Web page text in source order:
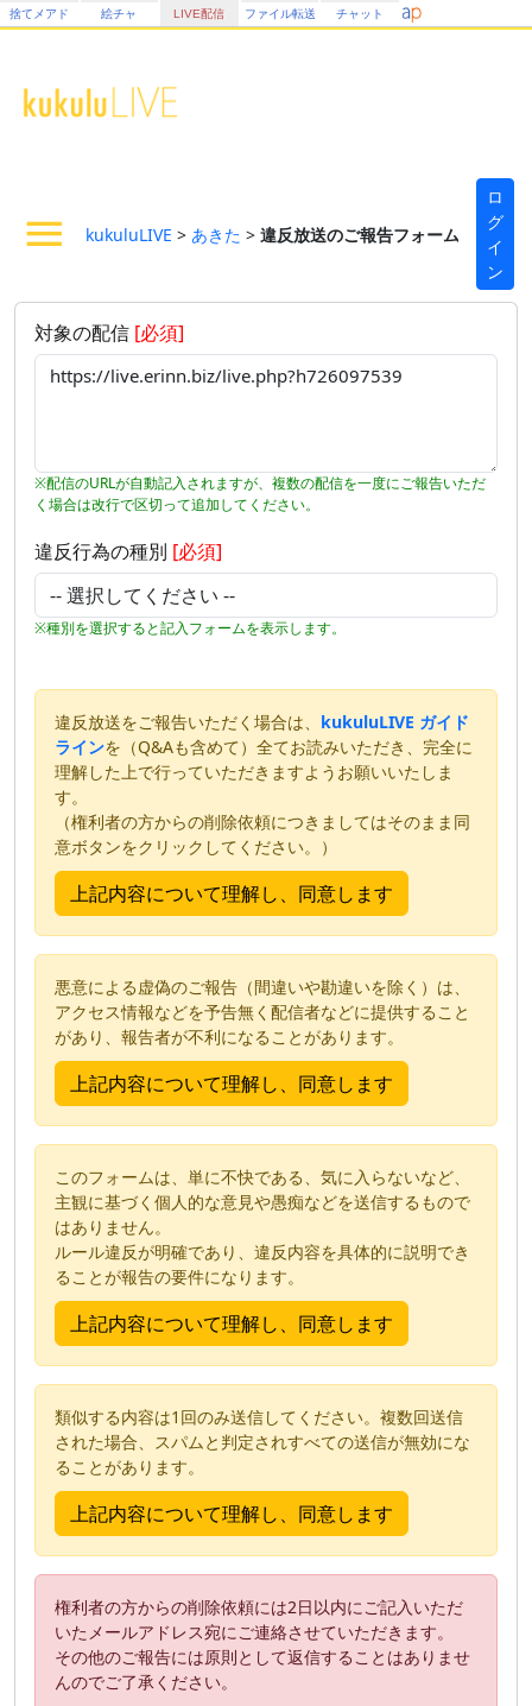
捨てメアド 絵チャ LIVE配信 ファイル転送 チャット
kukuluLIVE > あきた > 違反放送のご報告フォーム
ロ
グ
イ
ン
対象の配信 [必須]
※配信のURLが自動記入されますが、複数の配信を一度にご報告いただ
く場合は改行で区切って追加してください。
違反行為の種別 [必須]
※種別を選択すると記入フォームを表示します。
違反放送をご報告いただく場合は、 kukuluLIVE ガイド
ラインを（Q&Aも含めて）全てお読みいただき、完全に
理解した上で行っていただきますようお願いいたしま
す。
（権利者の方からの削除依頼につきましてはそのまま同
意ボタンをクリックしてください。）
悪意による虚偽のご報告（間違いや勘違いを除く）は、
アクセス情報などを予告無く配信者などに提供すること
があり、報告者が不利になることがあります。
このフォームは、単に不快である、気に入らないなど、
主観に基づく個人的な意見や愚痴などを送信するもので
はありません。
ルール違反が明確であり、違反内容を具体的に説明でき
ることが報告の要件になります。
類似する内容は1回のみ送信してください。複数回送信
された場合、スパムと判定されすべての送信が無効にな
ることがあります。
権利者の方からの削除依頼には2日以内にご記入いただ
いたメールアドレス宛にご連絡させていただきます。
その他のご報告には原則として返信することはありませ
んのでご了承ください。